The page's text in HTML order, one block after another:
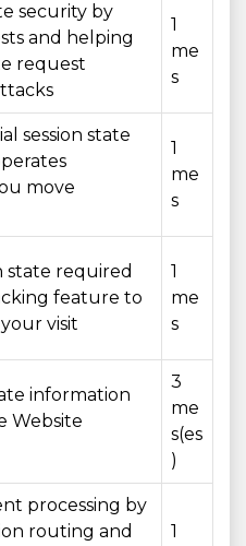
security by
and helping
request
1
me
s
session state
move
1
me
s
state required
feature to
visit
1
me
s
information
Website
3
me
s(es
)
processing by
routing and
1